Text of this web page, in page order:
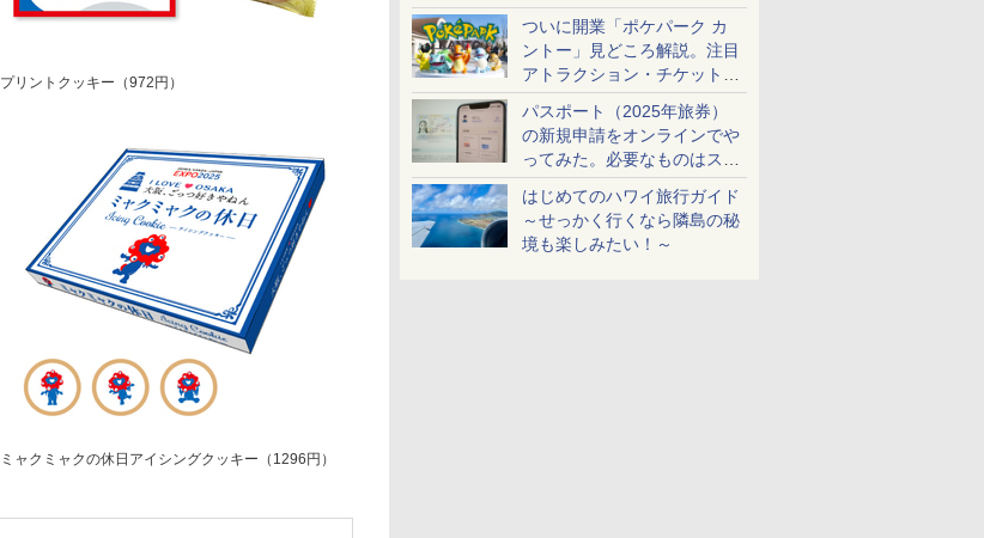
ケットも解説
ついに開業「ポケパーク カ
ントー」見どころ解説。注目
アトラクション・チケット手
配・来場前に必要な準備は？
パスポート（2025年旅券）
の新規申請をオンラインでや
ってみた。必要なものはスマ
ホとマイナカードのみ
はじめてのハワイ旅行ガイド
～せっかく行くなら隣島の秘
境も楽しみたい！～
プリントクッキー（972円）
ミャクミャクの休日アイシングクッキー（1296円）